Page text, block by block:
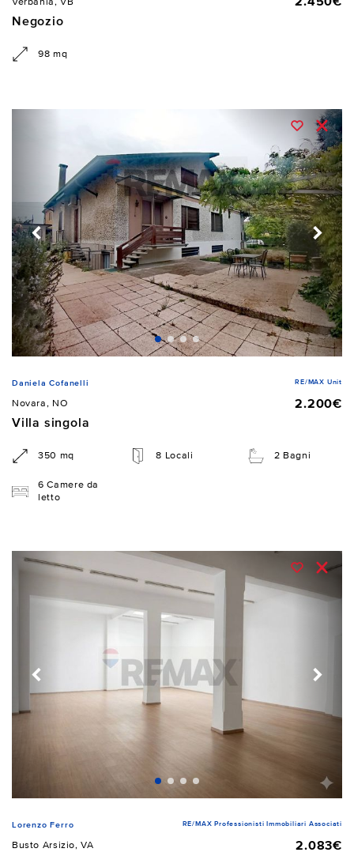
Negozio
98 mq
Daniela Cofanelli RE/MAX Unit
Novara, NO
2.200€
Villa singola
350 mq 8 Locali 2 Bagni
6 Camere da
letto
Lorenzo Ferro RE/MAX Professionisti Immobiliari Associati
Busto Arsizio, VA
2.083€